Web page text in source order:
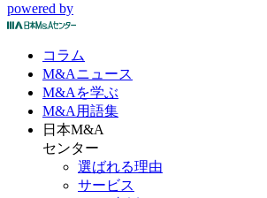
powered by
コラム
M&Aニュース
M&Aを学ぶ
M&A 用語集
日本M&A
センター
選ばれる理由
サービス